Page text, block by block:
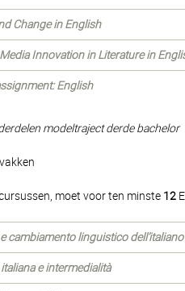
Change in English
Innovation in Literature in
English
modeltraject derde bachelor
moet voor ten minste 12
cambiamento linguistico dell’italiano
e intermedialità